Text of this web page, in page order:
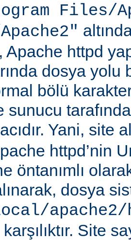
Files/
Apache httpd
dosya yolu
bölü
sunucu
Yani, site
httpd’nin
öntanımlı
dosya
Site